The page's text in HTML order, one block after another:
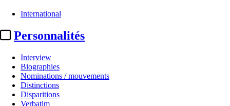
International
Personnalités
Interview
Biographies
Nominations / mouvements
Distinctions
Disparitions
Verbatim